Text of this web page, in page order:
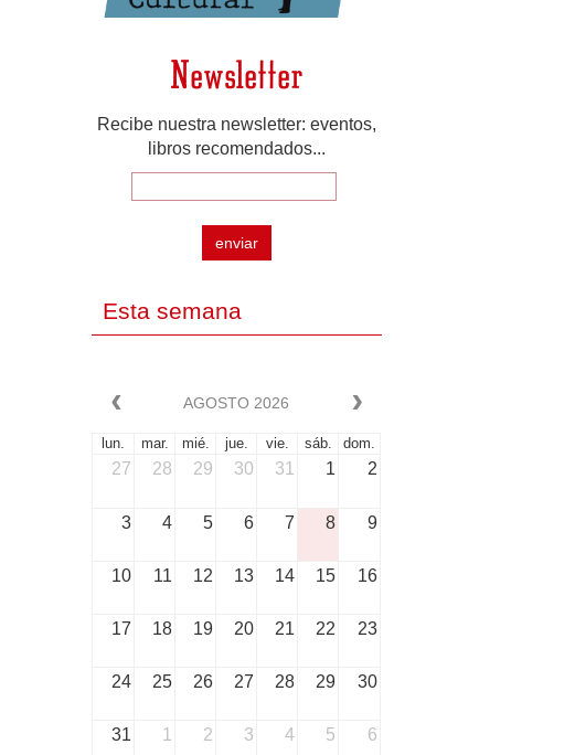
Newsletter
Recibe nuestra newsletter: eventos,
libros recomendados...
enviar
Esta semana
AGOSTO 2026
lun. mar. mié. jue. vie. sáb. dom.
27 28 29 30 31 1 2
3 4 5 6 7 8 9
10 11 12 13 14 15 16
17 18 19 20 21 22 23
24 25 26 27 28 29 30
31 1 2 3 4 5 6